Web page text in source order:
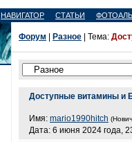
НАВИГАТОР СТАТЬИ
Форум Разное | Тема:
Доступные витамины и
Имя: mario1990hitch
Дата: 6 июня 2024 года,